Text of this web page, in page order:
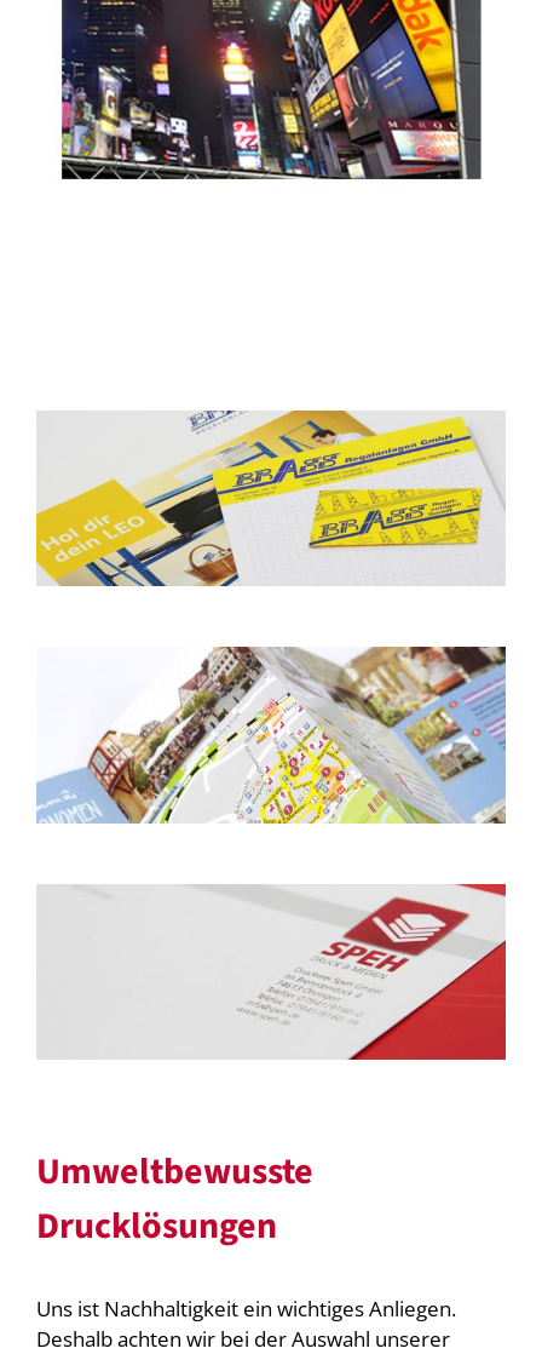
Umweltbewusste
Drucklösungen
Uns ist Nachhaltigkeit ein wichtiges Anliegen.
Deshalb achten wir bei der Auswahl unserer